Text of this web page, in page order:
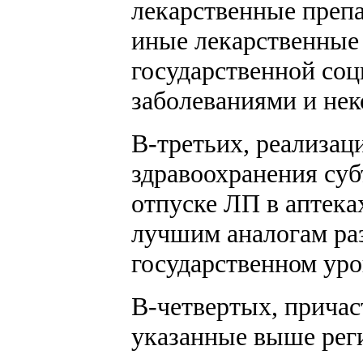
лекарственные
иные
государственной
заболеваниями и
В-третьих,
здравоохранения
отпуске ЛП в
лучшим аналогам
государственном
В-четвертых,
указанные выше